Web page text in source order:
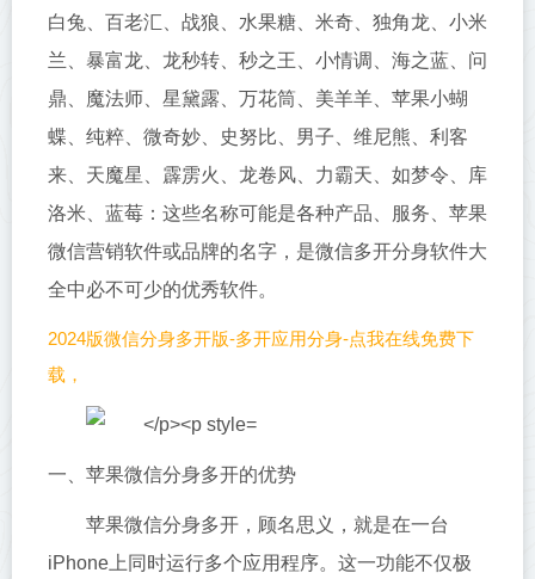
白兔、百老汇、战狼、水果糖、米奇、独角龙、小米
兰、暴富龙、龙秒转、秒之王、小情调、海之蓝、问
鼎、魔法师、星黛露、万花筒、美羊羊、苹果小蝴
蝶、纯粹、微奇妙、史努比、男子、维尼熊、利客
来、天魔星、霹雳火、龙卷风、力霸天、如梦令、库
洛米、蓝莓：这些名称可能是各种产品、服务、苹果
微信营销软件或品牌的名字，是微信多开分身软件大
全中必不可少的优秀软件。
2024版微信分身多开版-多开应用分身-点我在线免费下
载，
一、苹果微信分身多开的优势
苹果微信分身多开，顾名思义，就是在一台
iPhone上同时运行多个应用程序。这一功能不仅极